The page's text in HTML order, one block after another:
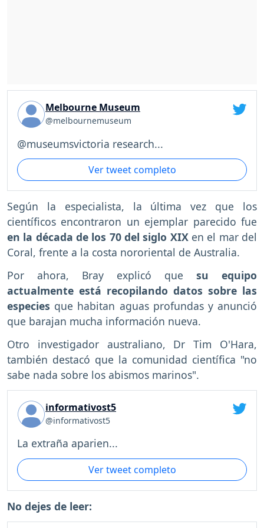
Melbourne Museum
@melbournemuseum
@museumsvictoria research...
Ver tweet completo
Según la especialista, la última vez que los
científicos encontraron un ejemplar parecido fue
en la década de los 70 del siglo XIX en el mar del
Coral, frente a la costa nororiental de Australia.
Por ahora, Bray explicó que su equipo
actualmente está recopilando datos sobre las
especies que habitan aguas profundas y anunció
que barajan mucha información nueva.
Otro investigador australiano, Dr Tim O'Hara,
también destacó que la comunidad científica "no
sabe nada sobre los abismos marinos".
informativost5
@informativost5
La extraña aparien...
Ver tweet completo
No dejes de leer: